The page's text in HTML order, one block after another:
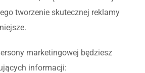
tworzenie skutecznej reklamy
marketingowej będziesz
informacji: